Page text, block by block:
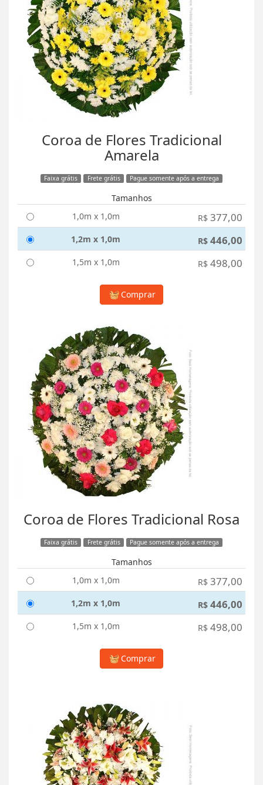
Coroa de Flores Tradicional
Amarela
Faixa grátis Frete grátis Pague somente após a entrega
Tamanhos
1,0m x 1,0m
R$ 377,00
1,2m x 1,0m R$ 446,00
1,5m x 1,0m R$ 498,00
Comprar
Coroa de Flores Tradicional Rosa
Faixa grátis Frete grátis Pague somente após a entrega
Tamanhos
1,0m x 1,0m
R$ 377,00
1,2m x 1,0m R$ 446,00
1,5m x 1,0m R$ 498,00
Comprar